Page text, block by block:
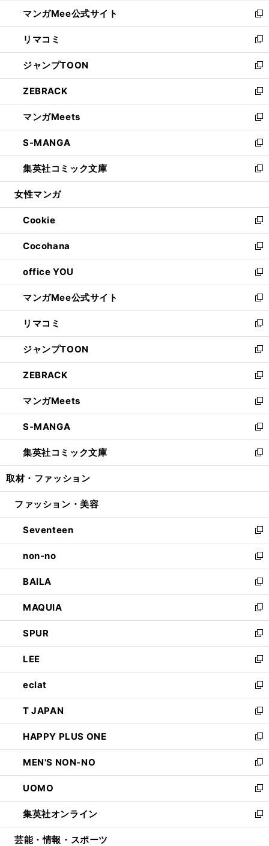
く
ド
ウ
で
開
く
ウ
ィ
ン
ド
ウ
で
開
く
し
い
ウ
ィ
ン
ド
ウ
で
開
く
マンガMee公式サイト
新
し
い
ウ
ィ
ン
ド
ウ
で
開
く
リマコミ
新
し
い
ウ
ィ
ン
ド
ウ
で
開
く
ジャンプTOON
新
し
い
ウ
ィ
ン
ド
ウ
で
開
ZEBRACK
新
し
い
ウ
ィ
ン
ド
ウ
開
く
マンガMeets
新
し
い
ウ
ィ
ン
ウ
で
開
く
S-MANGA
新
し
い
ウ
ン
ド
ウ
で
開
く
集英社コミック文庫
新
し
ウ
ィ
ン
ド
ウ
で
開
く
女性マンガ
Cookie
新
し
い
ウ
ィ
ン
ド
ウ
で
開
く
Cocohana
新
し
い
ウ
ィ
ン
ド
ウ
で
開
く
office YOU
新
し
い
ウ
ィ
ン
ド
ウ
で
開
く
マンガMee公式サイト
新
し
い
ウ
ィ
ン
ド
ウ
で
開
く
リマコミ
新
し
い
ウ
ィ
ン
ド
ウ
で
開
く
ジャンプTOON
新
し
い
ウ
ィ
ン
ド
ウ
で
開
ZEBRACK
新
し
い
ウ
ィ
ン
ド
ウ
開
マンガMeets
新
し
い
ウ
ィ
ン
ウ
開
く
S-MANGA
新
し
い
ウ
ン
ウ
で
開
く
集英社コミック文庫
新
し
ウ
ン
ド
ウ
で
開
く
取材・ファッション
ファッション・美容
Seventeen
新
し
い
ウ
ィ
ン
ド
ウ
で
開
く
non-no
新
し
い
ウ
ィ
ン
ド
ウ
で
開
く
BAILA
新
し
い
ウ
ィ
ン
ド
ウ
で
開
く
MAQUIA
新
し
い
ウ
ィ
ン
ド
ウ
で
開
く
SPUR
新
し
い
ウ
ィ
ン
ド
ウ
で
開
く
LEE
新
し
い
ウ
ィ
ン
ド
ウ
で
開
く
eclat
新
し
い
ウ
ィ
ン
ド
ウ
で
開
く
T JAPAN
新
し
い
ウ
ィ
ン
ド
ウ
で
開
HAPPY PLUS ONE
新
し
い
ウ
ィ
ン
ド
ウ
MEN'S NON-NO
新
し
い
ウ
ィ
ン
UOMO
新
し
い
ウ
集英社オンライン
新
し
芸能・情報・スポーツ